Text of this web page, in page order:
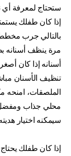
ستحتاج لمعرفة
إذا كان طفلك
بالتالي جرب
مرة ينظف أسنانه
أسنانه إذا كان
تنظيف الأسنان
الملصقات، امنحه
محلي جذاب ومفضل
سيمكنه اختيار
إذا كان طفلك